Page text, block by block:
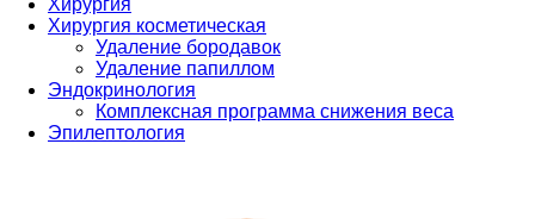
Хирургия
Хирургия косметическая
Удаление бородавок
Удаление папиллом
Эндокринология
Комплексная программа снижения веса
Эпилептология